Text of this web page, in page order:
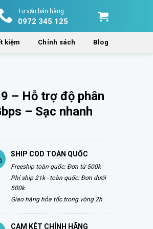
Tư vấn bán hàng
0972 345 125
kiệm Chính sách Blog
– Hỗ trợ độ phân
– Sạc nhanh
SHIP COD TOÀN QUỐC
Freeship toàn quốc: Đơn từ 500k
Phí ship 21k - toàn quốc: Đơn dưới
500k
Giao hàng hỏa tốc trong vòng 2h
CAM KÊT CHÍNH HÃNG